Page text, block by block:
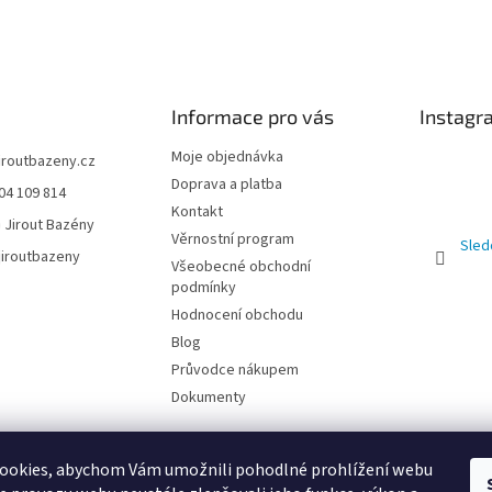
abychom Vám umožnili pohodlné prohlížení webu
109 814
Jirout Bazény
Informace pro vás
Moje objednávka
Doprava a platba
Kontakt
Věrnostní program
Všeobecné obchodní
podmínky
Hodnocení obchodu
Blog
Průvodce nákupem
Dokumenty